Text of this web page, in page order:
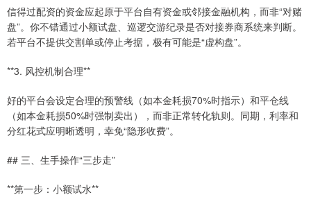
信得过配资的资金应起原于平台自有资金或邻接金融机构，而非“对赌
盘”。你不错通过小额试盘、巡逻交游纪录是否对接券商系统来判断。
若平台不提供交割单或停止考据，极有可能是“虚构盘”。
**3. 风控机制合理**
好的平台会设定合理的预警线（如本金耗损70%时指示）和平仓线
（如本金耗损50%时强制卖出），而非正常转化轨则。同期，利率和
分红花式应明晰透明，幸免“隐形收费”。
## 三、生手操作“三步走”
**第一步：小额试水**